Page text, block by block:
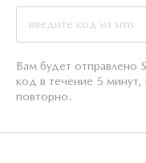
Вам будет отправлено
код в течение 5 минут,
повторно.